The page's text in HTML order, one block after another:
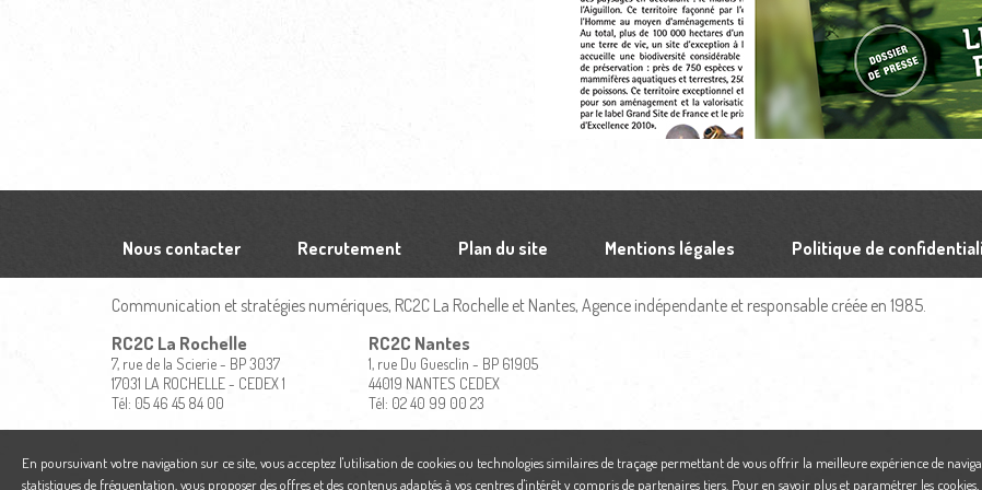
Nous contacter Recrutement Plan du site Mentions légales Politique de
Communication et stratégies numériques, RC2C La Rochelle et Nantes, Agence indépendante et responsable créée en 1985.
RC2C La Rochelle
7, rue de la Scierie - BP 3037
17031 LA ROCHELLE - CEDEX 1
Tél: 05 46 45 84 00
RC2C Nantes
1, rue Du Guesclin - BP 61905
44019 NANTES CEDEX
Tél: 02 40 99 00 23
En poursuivant votre navigation sur ce site, vous acceptez l'utilisation de cookies ou technologies similaires de traçage permettant de vous offrir la meilleure expérience de
statistiques de fréquentation, vous proposer des offres et des contenus adaptés à vos centres d'intérêt y compris de partenaires tiers. Pour en savoir plus et paramétrer les cookies,